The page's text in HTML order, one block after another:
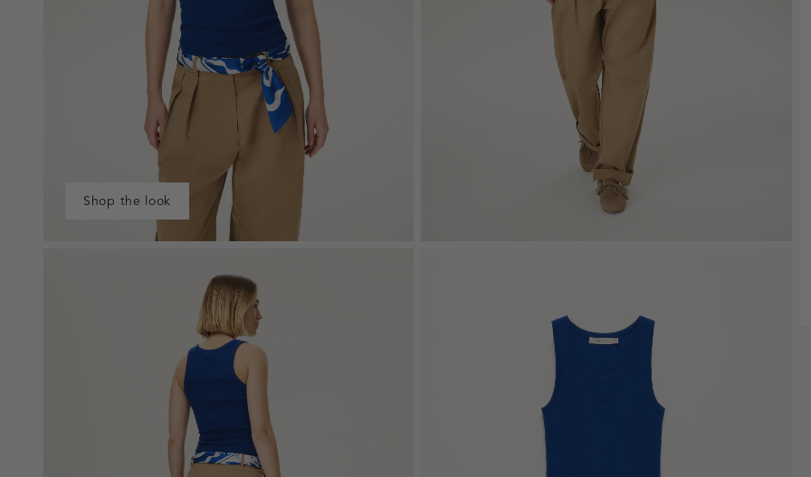
Shop the look